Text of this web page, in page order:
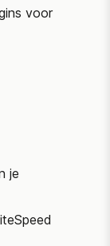
voor
je